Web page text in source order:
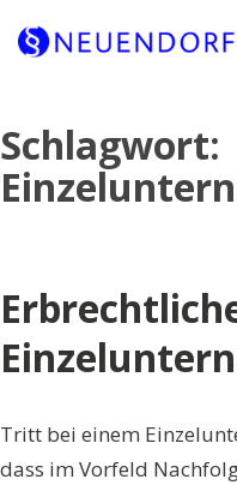
to
content
Schlagwort:
Tritt bei einem
dass im Vorfeld